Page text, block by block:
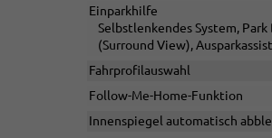
Einparkhilfe
Selbstlenkendes System,
(Surround View),
Fahrprofilauswahl
Follow-Me-Home-Funktion
Innenspiegel automatisch